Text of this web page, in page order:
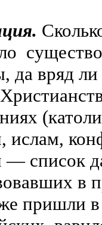
да вряд
ислам,
— список
в
пришли в